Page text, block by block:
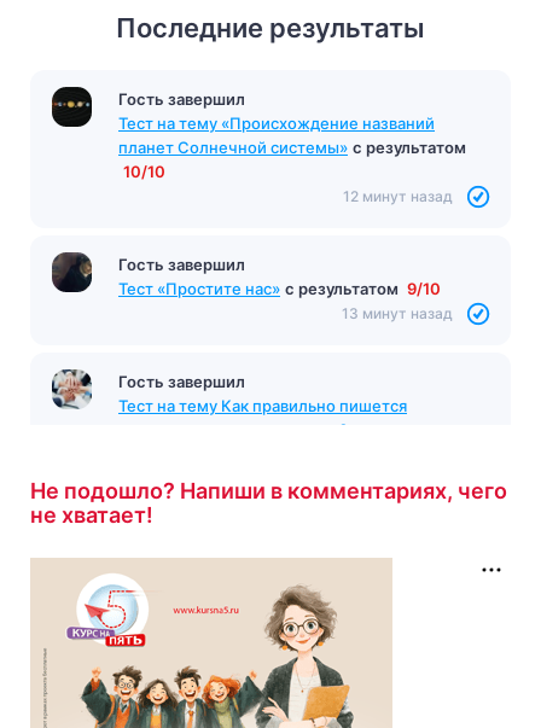
Последние результаты
Гость завершил
Тест «Ревизор» с результатом 16/17
12 минут назад
Гость завершил
Тест на тему «Происхождение названий
планет Солнечной системы»
Гость завершил
с результатом 9/10
Гость завершил
4/5
Не подошло? Напиши в комментариях, чего
не хватает!